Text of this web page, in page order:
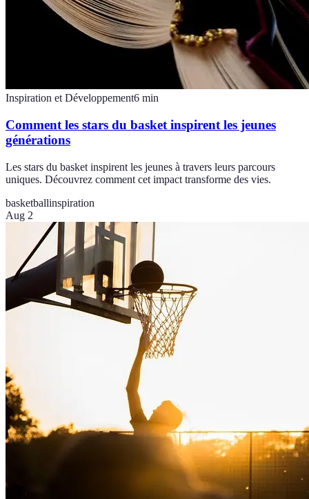
Inspiration et Développement6 min
Comment les stars du basket inspirent les jeunes
générations
Les stars du basket inspirent les jeunes à travers leurs parcours
uniques. Découvrez comment cet impact transforme des vies.
basketballinspiration
Aug 2